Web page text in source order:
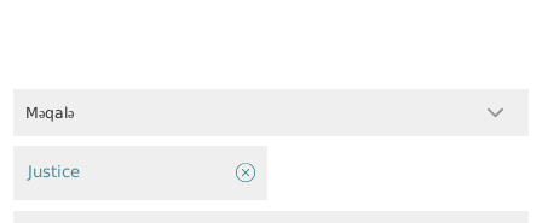
Məqalə
Justice